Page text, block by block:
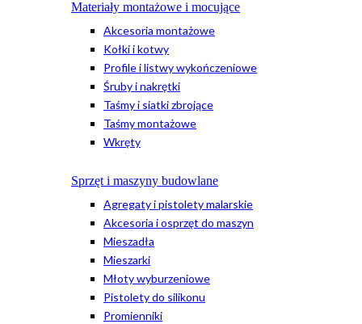
Materiały montażowe i mocujące
Akcesoria montażowe
Kołki i kotwy
Profile i listwy wykończeniowe
Śruby i nakrętki
Taśmy i siatki zbrojące
Taśmy montażowe
Wkręty
Sprzęt i maszyny budowlane
Agregaty i pistolety malarskie
Akcesoria i osprzęt do maszyn
Mieszadła
Mieszarki
Młoty wyburzeniowe
Pistolety do silikonu
Promienniki